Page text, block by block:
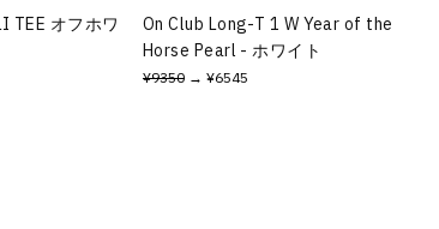
TEE オフホワ
On Club Long-T 1 W Year of the
Horse Pearl - ホワイト
¥9350 → ¥6545